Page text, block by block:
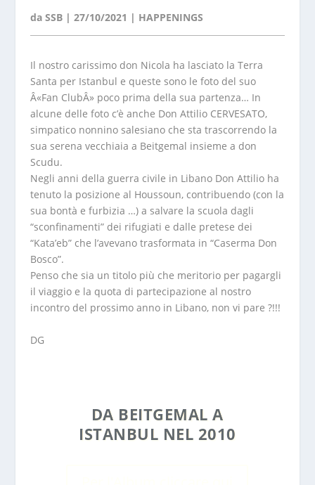
da SSB| 27/10/2021 | HAPPENINGS
Il nostro carissimo don Nicola ha lasciato la Terra
Santa per Istanbul e queste sono le foto del suo
Â«Fan ClubÂ» poco prima della sua partenza… In
alcune delle foto c’è anche Don Attilio CERVESATO,
simpatico nonnino salesiano che sta trascorrendo la
sua serena vecchiaia a Beitgemal insieme a don
Scudu.
Negli anni della guerra civile in Libano Don Attilio ha
tenuto la posizione al Houssoun, contribuendo (con la
sua bontà e furbizia …) a salvare la scuola dagli
“sconfinamenti” dei rifugiati e dalle pretese dei
“Kata’eb” che l’avevano trasformata in “Caserma Don
Bosco”.
Penso che sia un titolo più che meritorio per pagargli
il viaggio e la quota di partecipazione al nostro
incontro del prossimo anno in Libano, non vi pare ?!!!
DG
DA BEITGEMAL A
ISTANBUL NEL 2010